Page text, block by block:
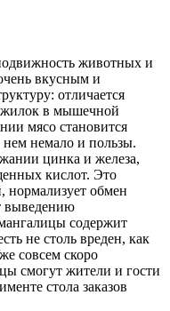
животных и
вкусным и
отличается
в мышечной
мясо становится
немало и пользы.
цинка и железа,
кислот. Это
нормализует обмен
выведению
содержит
не столь вреден, как
совсем скоро
смогут жители и гости
стола заказов